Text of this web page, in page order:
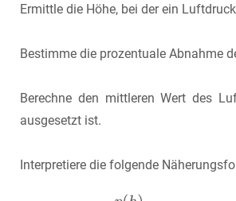
Ermittle die Höhe, bei der ein
Bestimme die prozentuale Abnahme
Berechne den mittleren Wert des
ausgesetzt ist.
Interpretiere die folgende